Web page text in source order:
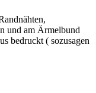
und am Ärmelbund
bedruckt ( sozusagen